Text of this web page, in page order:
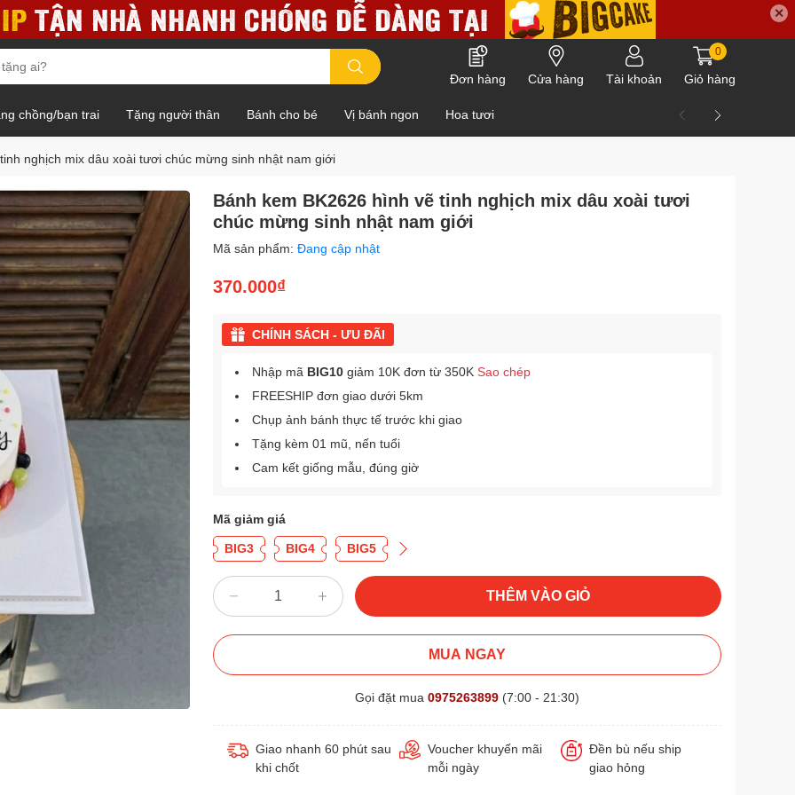
✕
Đơn hàng Cửa hàng Tài khoản
0
Giỏ hàng
chồng/bạn trai Tặng người thân Bánh cho bé Vị bánh ngon Hoa tươi
nghịch mix dâu xoài tươi chúc mừng sinh nhật nam giới
Bánh kem BK2626 hình vẽ tinh nghịch mix dâu xoài tươi
chúc mừng sinh nhật nam giới
Mã sản phẩm: Đang cập nhật
370.000₫
CHÍNH SÁCH - ƯU ĐÃI
Nhập mã BIG10 giảm 10K đơn từ 350K Sao chép
FREESHIP đơn giao dưới 5km
Chụp ảnh bánh thực tế trước khi giao
Tặng kèm 01 mũ, nến tuổi
Cam kết giống mẫu, đúng giờ
Mã giảm giá
BIG3 BIG4 BIG5
THÊM VÀO GIỎ
MUA NGAY
Gọi đặt mua 0975263899 (7:00 - 21:30)
Giao nhanh 60 phút sau
khi chốt
Voucher khuyến mãi
mỗi ngày
Đền bù nếu ship
giao hỏng